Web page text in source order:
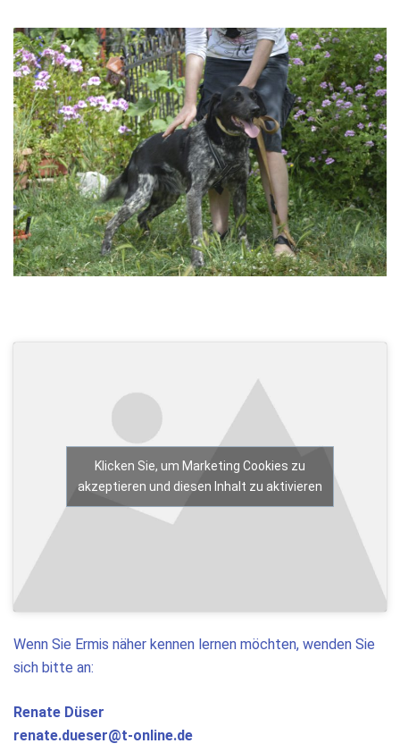
Klicken Sie, um Marketing Cookies zu
akzeptieren und diesen Inhalt zu aktivieren
Wenn Sie Ermis näher kennen lernen möchten, wenden Sie
sich bitte an:
Renate Düser
renate.dueser@t-online.de